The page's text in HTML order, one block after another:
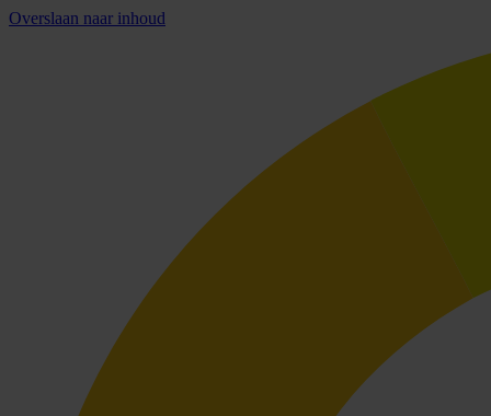
Overslaan naar inhoud